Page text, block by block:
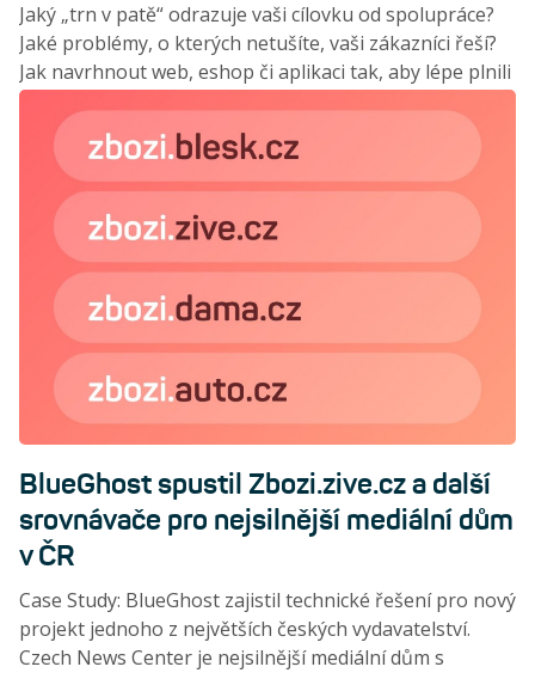
Jaký „trn v patě“ odrazuje vaši cílovku od spolupráce?
Jaké problémy, o kterých netušíte, vaši zákazníci řeší?
Jak navrhnout web, eshop či aplikaci tak, aby lépe plnili
byznysové cíle? Základní filozofii human-centered
designu vysvětluje Barbora Kubátová, teamleaderka
kreativců Modrého ducha.
BlueGhost spustil Zbozi.zive.cz a další
srovnávače pro nejsilnější mediální dům
v ČR
Case Study: BlueGhost zajistil technické řešení pro nový
projekt jednoho z největších českých vydavatelství.
Czech News Center je nejsilnější mediální dům s